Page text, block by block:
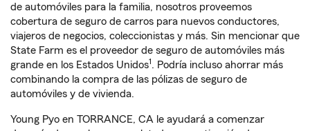
de automóviles para la familia, nosotros proveemos
cobertura de seguro de carros para nuevos conductores,
viajeros de negocios, coleccionistas y más. Sin mencionar que
State Farm es el proveedor de seguro de automóviles más
grande en los Estados Unidos1. Podría incluso ahorrar más
combinando la compra de las pólizas de seguro de
automóviles y de vivienda.
Young Pyo en TORRANCE, CA le ayudará a comenzar